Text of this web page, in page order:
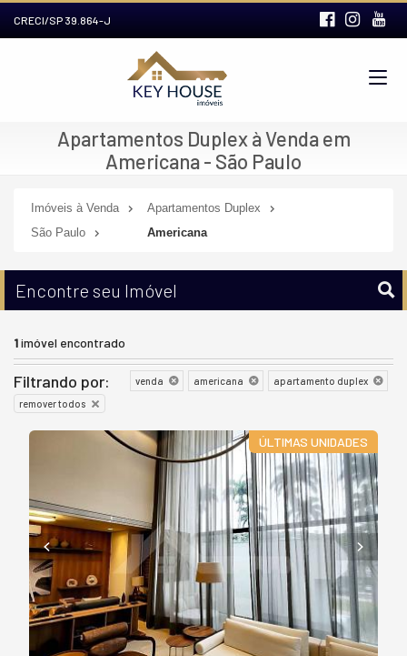
CRECI/SP 39.864-J
Apartamentos Duplex à Venda em
Americana - São Paulo
Imóveis à Venda
Apartamentos Duplex
São Paulo
Americana
Encontre seu Imóvel
1imóvel encontrado
Filtrando por: venda americana
apartamento duplex
remover todos
ÚLTIMAS UNIDADES